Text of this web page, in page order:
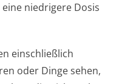
niedrigere Dosis
einschließlich
oder Dinge sehen,